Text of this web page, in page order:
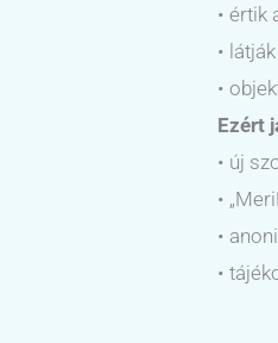
• értik
•
•
Ezért
• új
•
•
•